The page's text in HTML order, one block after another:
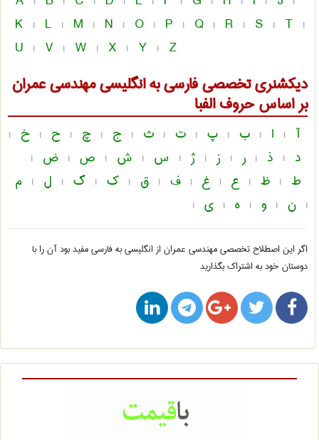
K | L | M | N | O | P | Q | R | S | T |
U | V | W | X | Y | Z
دیکشنری تخصصی فارسی به انگلیسیمهندسی عمران
بر اساس حروف الفبا
آ | ا | ب | پ | ت | ث | ج | چ | ح | خ |
د | ذ | ر | ز | ژ | س | ش | ص | ض |
ط | ظ | ع | غ | ف | ق | ک | گ | ل | م
| ن | و | ه | ی |
اگر این اصطلاح تخصصیمهندسی عمران از انگلیسی به فارسیمفید بود آن را با
دوستان خود به اشتراک بگذارید